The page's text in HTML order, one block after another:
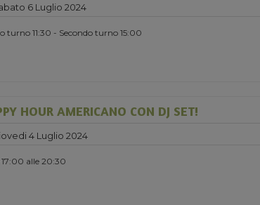
6 Luglio 2024
turno 11:30 - Secondo turno 15:00
HOUR AMERICANO CON DJ SET!
4 Luglio 2024
17:00 alle 20:30